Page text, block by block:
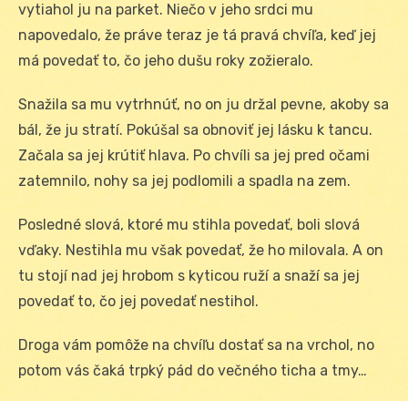
vytiahol ju na parket. Niečo v jeho srdci mu
napovedalo, že práve teraz je tá pravá chvíľa, keď jej
má povedať to, čo jeho dušu roky zožieralo.
Snažila sa mu vytrhnúť, no on ju držal pevne, akoby sa
bál, že ju stratí. Pokúšal sa obnoviť jej lásku k tancu.
Začala sa jej krútiť hlava. Po chvíli sa jej pred očami
zatemnilo, nohy sa jej podlomili a spadla na zem.
Posledné slová, ktoré mu stihla povedať, boli slová
vďaky. Nestihla mu však povedať, že ho milovala. A on
tu stojí nad jej hrobom s kyticou ruží a snaží sa jej
povedať to, čo jej povedať nestihol.
Droga vám pomôže na chvíľu dostať sa na vrchol, no
potom vás čaká trpký pád do večného ticha a tmy…